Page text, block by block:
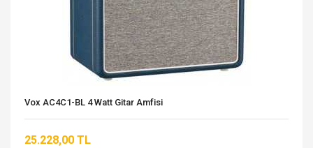
Vox AC4C1-BL 4 Watt Gitar Amfisi
25.228,00 TL